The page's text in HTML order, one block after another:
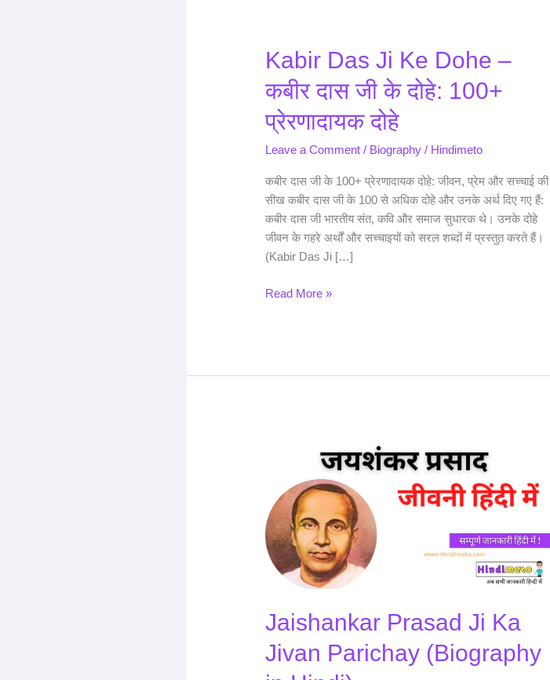
Kabir Das Ji Ke Dohe –
कबीर दास जी के दोहे: 100+
प्रेरणादायक दोहे
Leave a Comment / Biography / Hindimeto
कबीर दास जी के 100+ प्रेरणादायक दोहे: जीवन, प्रेम और सच्चाई की
सीख कबीर दास जी के 100 से अधिक दोहे और उनके अर्थ दिए गए हैं:
कबीर दास जी भारतीय संत, कवि और समाज सुधारक थे। उनके दोहे
जीवन के गहरे अर्थों और सच्चाइयों को सरल शब्दों में प्रस्तुत करते हैं।
(Kabir Das Ji […]
Kabir
Das
Ji
Ke
Dohe
–
दास
जी
के
दोहे:
100+
दोहे
Read More »
Jaishankar Prasad Ji Ka
Jivan Parichay (Biography
Ka
Jivan
Parichay
(Biography